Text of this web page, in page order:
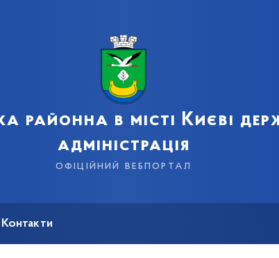
районна в місті Києві
адміністрація
офіційний вебпортал
Контакти